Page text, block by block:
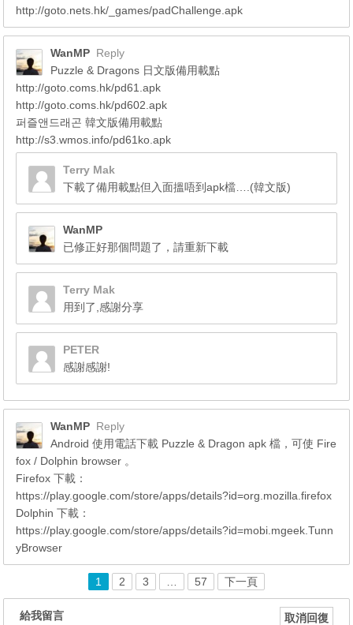
http://goto.nets.hk/_games/padChallenge.apk
WanMP Reply
Puzzle & Dragons 日文版備用載點
http://goto.coms.hk/pd61.apk
http://goto.coms.hk/pd602.apk
퍼즐앤드래곤 韓文版備用載點
http://s3.wmos.info/pd61ko.apk
Terry Mak
下載了備用載點但入面搵唔到apk檔….(韓文版)
WanMP
已修正好那個問題了，請重新下載
Terry Mak
用到了,感謝分享
PETER
感謝感謝!
WanMP Reply
Android 使用電話下載 Puzzle & Dragon apk 檔，可使 Fire
fox / Dolphin browser 。
Firefox 下載：
https://play.google.com/store/apps/details?id=org.mozilla.firefox
Dolphin 下載：
https://play.google.com/store/apps/details?id=mobi.mgeek.Tunn
yBrowser
1 2 3 57 下一頁
給我留言 取消回復